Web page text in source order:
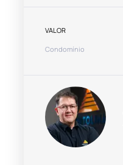
VALOR
Condomínio